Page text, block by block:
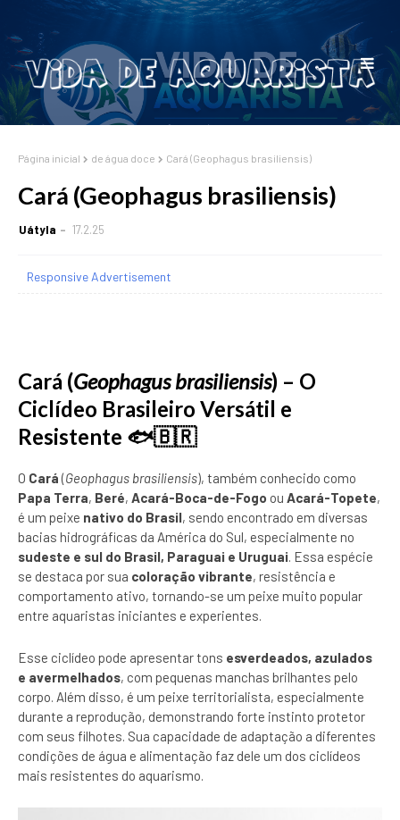
Página inicial de água doce Cará (Geophagus brasiliensis)
Cará (Geophagus brasiliensis)
Uátyla 17.2.25
Responsive Advertisement
Cará (Geophagus brasiliensis) – O
Ciclídeo Brasileiro Versátil e
Resistente 🐟🇧🇷
O Cará (Geophagus brasiliensis), também conhecido como
Papa Terra, Beré, Acará-Boca-de-Fogo ou Acará-Topete,
é um peixe nativo do Brasil, sendo encontrado em diversas
bacias hidrográficas da América do Sul, especialmente no
sudeste e sul do Brasil, Paraguai e Uruguai. Essa espécie
se destaca por sua coloração vibrante, resistência e
comportamento ativo, tornando-se um peixe muito popular
entre aquaristas iniciantes e experientes.
Esse ciclídeo pode apresentar tons esverdeados, azulados
e avermelhados, com pequenas manchas brilhantes pelo
corpo. Além disso, é um peixe territorialista, especialmente
durante a reprodução, demonstrando forte instinto protetor
com seus filhotes. Sua capacidade de adaptação a diferentes
condições de água e alimentação faz dele um dos ciclídeos
mais resistentes do aquarismo.